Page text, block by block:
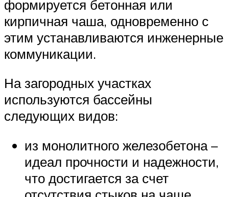
формируется бетонная или
кирпичная чаша, одновременно с
этим устанавливаются инженерные
коммуникации.
На загородных участках
используются бассейны
следующих видов:
из монолитного железобетона –
идеал прочности и надежности,
что достигается за счет